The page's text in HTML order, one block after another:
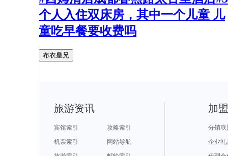
个人入住双床房，其中一个儿童 儿
童吃早餐要收费吗
布衣皇兄
旅游资讯
宾馆索引
攻略索引
机票索引
网站导航
加
分销联
企业礼